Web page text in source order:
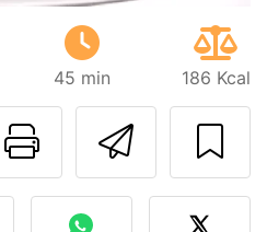
45 min 186 Kcal
Imprimir
al autor
foto de esta